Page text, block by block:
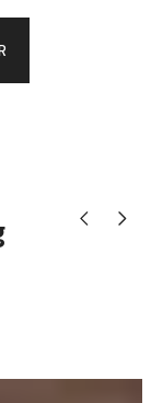
Visa tidigare
Visa